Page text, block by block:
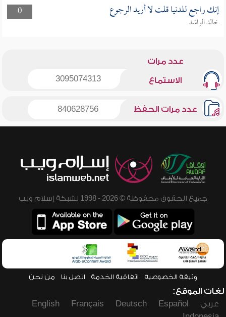
0
إنك راجع للدنيا قلت لا أريد الرجوع
خالد الراشد
عدد مرات
الاستماع 3095074313
عدد مرات الحفظ 840628756
جميع الحقوق محفوظة © 2026 - 1998 لشبكة إسلام ويب
وثيقة الخصوصية اتفاقية الخدمة اتصل بنا من نحن
لغات الموقع:
عربي
Español
Deutsch
Français
English